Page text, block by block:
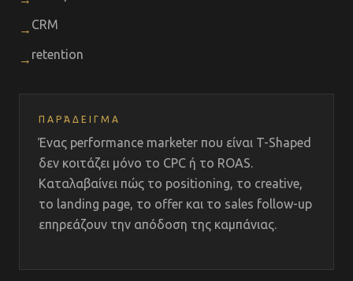
→ CRM
→ retention
ΠΑΡΆΔΕΙΓΜΑ
Ένας performance marketer που είναι T-Shaped
δεν κοιτάζει μόνο το CPC ή το ROAS.
Καταλαβαίνει πώς το positioning, το creative,
το landing page, το offer και το sales follow-up
επηρεάζουν την απόδοση της καμπάνιας.